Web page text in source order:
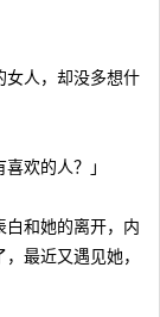
女人，却没多想什
欢的人？」
白和她的离开，内
最近又遇见她，